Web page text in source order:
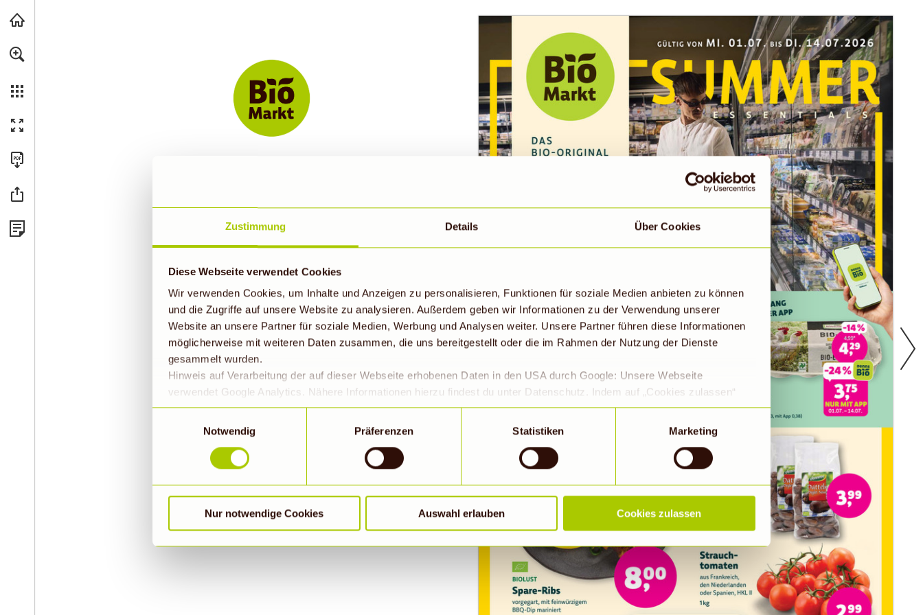
Zustimmung Details Über Cookies
Diese Webseite verwendet Cookies
Wir verwenden Cookies, um Inhalte und Anzeigen zu personalisieren, Funktionen für soziale Medien anbieten zu können
und die Zugriffe auf unsere Website zu analysieren. Außerdem geben wir Informationen zu der Verwendung unserer
Website an unsere Partner für soziale Medien, Werbung und Analysen weiter. Unsere Partner führen diese Informationen
möglicherweise mit weiteren Daten zusammen, die uns bereitgestellt oder die im Rahmen der Nutzung der Dienste
gesammelt wurden.
Hinweis auf Verarbeitung der auf dieser Webseite erhobenen Daten in den USA durch Google: Unsere Webseite
verwendet Google Analytics. Nähere Informationen hierzu findest du unter Datenschutz. Indem auf „Cookies zulassen“
geklickt bzw. statistische Cookies erlaubt werden, wird zugleich gem. Art. 49 Abs. 1 S. 1 lit a DS-GVO eingewilligt, dass
die Daten in den USA verarbeitet werden. Die USA werden vom Europäischen Gerichtshof als ein Land mit einem nach
EU-Standards unzureichendem Datenschutzniveau eingeschätzt. Es besteht insbesondere das Risiko, dass die Daten
durch US-Behörden, zu Kontroll- und zu Überwachungszwecken, möglicherweise auch ohne Rechtsbehelfsmöglichkeiten,
Notwendig
Präferenzen Statistiken Marketing
Nur notwendige Cookies Auswahl erlauben Cookies zulassen
Wir empfehlen Ihnen, die Menüoption „PDF herunterladen“ zu verwenden, um eine zugänglichere Version zu erhalten.